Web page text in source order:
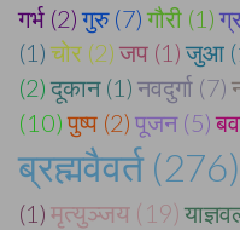
गर्भ (2) गुरु (7) गौरी (1)
(1) चोर (2) जप (1) जुआ
(2) दूकान (1) नवदुर्गा (7)
(10) पुष्प (2) पूजन (5)
ब्रह्मवैवर्त (276)
(1) मृत्युञ्जय (19)